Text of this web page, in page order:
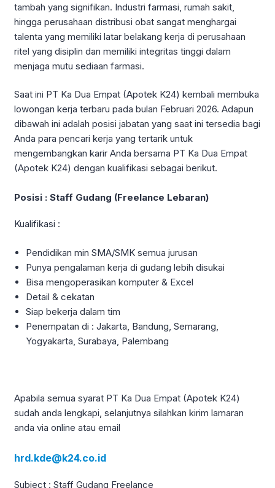
tambah yang signifikan. Industri farmasi, rumah sakit,
hingga perusahaan distribusi obat sangat menghargai
talenta yang memiliki latar belakang kerja di perusahaan
ritel yang disiplin dan memiliki integritas tinggi dalam
menjaga mutu sediaan farmasi.
Saat ini PT Ka Dua Empat (Apotek K24) kembali membuka
lowongan kerja terbaru pada bulan Februari 2026. Adapun
dibawah ini adalah posisi jabatan yang saat ini tersedia bagi
Anda para pencari kerja yang tertarik untuk
mengembangkan karir Anda bersama PT Ka Dua Empat
(Apotek K24) dengan kualifikasi sebagai berikut.
Posisi : Staff Gudang (Freelance Lebaran)
Kualifikasi :
Pendidikan min SMA/SMK semua jurusan
Punya pengalaman kerja di gudang lebih disukai
Bisa mengoperasikan komputer & Excel
Detail & cekatan
Siap bekerja dalam tim
Penempatan di : Jakarta, Bandung, Semarang,
Yogyakarta, Surabaya, Palembang
Apabila semua syarat PT Ka Dua Empat (Apotek K24)
sudah anda lengkapi, selanjutnya silahkan kirim lamaran
anda via online atau email
hrd.kde@k24.co.id
Subject : Staff Gudang Freelance